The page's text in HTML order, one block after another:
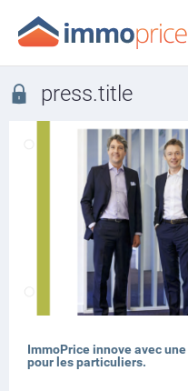
press.title
ImmoPrice innove avec
pour les particuliers.